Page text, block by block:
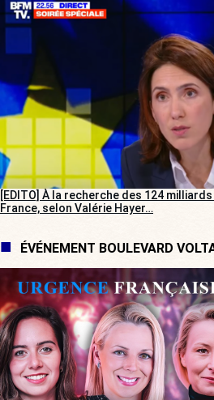
[EDITO] À la recherche des 124 milliards
France, selon Valérie Hayer…
ÉVÉNEMENT BOULEVARD